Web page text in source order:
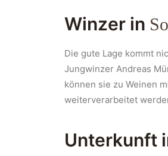
Winzer in
Die gute Lage kommt
Jungwinzer Andreas
können sie zu Weinen
weiterverarbeitet
Unterkunft